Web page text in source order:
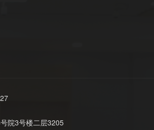
院3号楼二层3205